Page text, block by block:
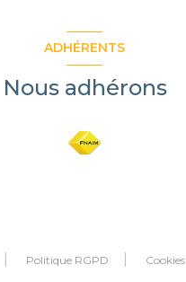
ADHÉRENTS
Nous adhérons
Politique RGPD Cookies